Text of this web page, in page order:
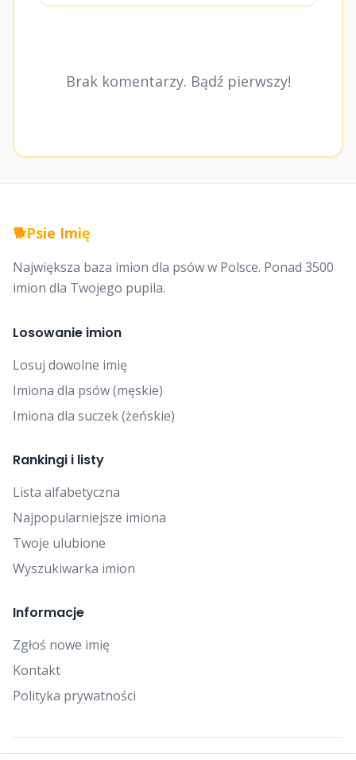
Brak komentarzy. Bądź pierwszy!
🐕Psie Imię
Największa baza imion dla psów w Polsce. Ponad 3500
imion dla Twojego pupila.
Losowanie imion
Losuj dowolne imię
Imiona dla psów (męskie)
Imiona dla suczek (żeńskie)
Rankingi i listy
Lista alfabetyczna
Najpopularniejsze imiona
Twoje ulubione
Wyszukiwarka imion
Informacje
Zgłoś nowe imię
Kontakt
Polityka prywatności